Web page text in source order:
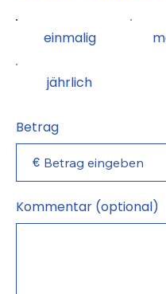
einmalig
jährlich
Betrag
€
Kommentar (optional)